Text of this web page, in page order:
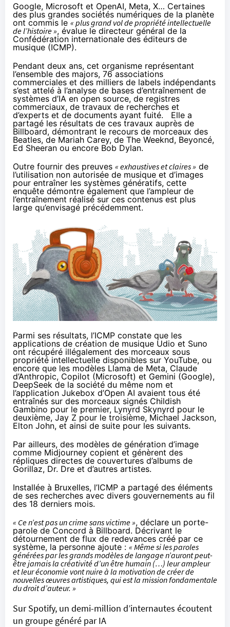
Google, Microsoft et OpenAI, Meta, X… Certaines
des plus grandes sociétés numériques de la planète
ont commis le « plus grand vol de propriété intellectuelle
de l’histoire », évalue le directeur général de la
Confédération internationale des éditeurs de
musique (ICMP).
Pendant deux ans, cet organisme représentant
l’ensemble des majors, 76 associations
commerciales et des milliers de labels indépendants
s’est attelé à l’analyse de bases d’entraînement de
systèmes d’IA en open source, de registres
commerciaux, de travaux de recherches et
d’experts et de documents ayant fuité. Elle a
partagé les résultats de ces travaux auprès de
Billboard, démontrant le recours de morceaux des
Beatles, de Mariah Carey, de The Weeknd, Beyoncé,
Ed Sheeran ou encore Bob Dylan.
Outre fournir des preuves « exhaustives et claires » de
l’utilisation non autorisée de musique et d’images
pour entraîner les systèmes génératifs, cette
enquête démontre également que l’ampleur de
l’entraînement réalisé sur ces contenus est plus
large qu’envisagé précédemment.
Parmi ses résultats, l’ICMP constate que les
applications de création de musique Udio et Suno
ont récupéré illégalement des morceaux sous
propriété intellectuelle disponibles sur YouTube, ou
encore que les modèles Llama de Meta, Claude
d’Anthropic, Copilot (Microsoft) et Gemini (Google),
DeepSeek de la société du même nom et
l’application Jukebox d’Open AI avaient tous été
entraînés sur des morceaux signés Childish
Gambino pour le premier, Lynyrd Skynyrd pour le
deuxième, Jay Z pour le troisième, Michael Jackson,
Elton John, et ainsi de suite pour les suivants.
Par ailleurs, des modèles de génération d’image
comme Midjourney copient et génèrent des
répliques directes de couvertures d’albums de
Gorillaz, Dr. Dre et d’autres artistes.
Installée à Bruxelles, l’ICMP a partagé des éléments
de ses recherches avec divers gouvernements au fil
des 18 derniers mois.
« Ce n’est pas un crime sans victime », déclare un porte-
parole de Concord à Billboard. Décrivant le
détournement de flux de redevances créé par ce
système, la personne ajoute : « Même si les paroles
générées par les grands modèles de langage n’auront peut-
être jamais la créativité d’un être humain (…) leur ampleur
et leur économie vont nuire à la motivation de créer de
nouvelles œuvres artistiques, qui est la mission fondamentale
du droit d’auteur. »
Sur Spotify, un demi-million d’internautes écoutent
un groupe généré par IA